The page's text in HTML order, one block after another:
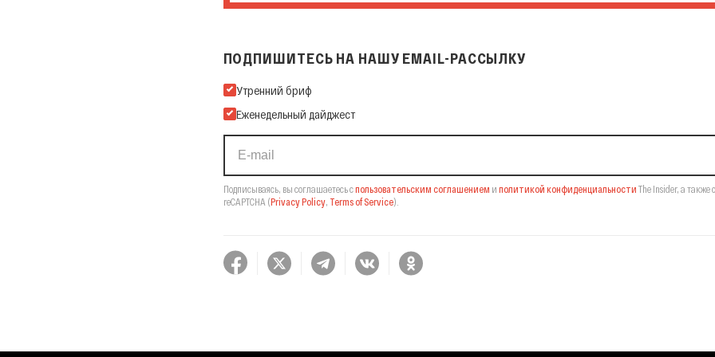
ПОДПИШИТЕСЬ НА НАШУ EMAIL-РАССЫЛКУ
Подпишитесь на нашу Email-рассылку
Утренний бриф
Еженедельный дайджест
Подписываясь, вы соглашаетесь спользовательским соглашением и политикой конфиденциальности The Insider, а также
reCAPTCHA (Privacy Policy, Terms of Service).